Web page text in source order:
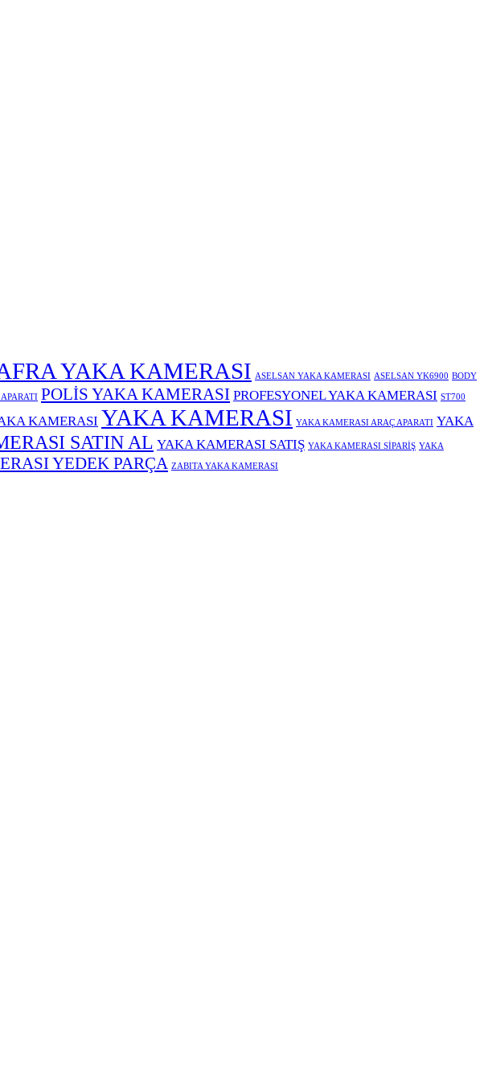
YAKA KAMERASI ASELSAN YAKA KAMERASI ASELSAN YK6900 BODY
POLİS YAKA KAMERASI PROFESYONEL YAKA KAMERASI ST700
KAMERASI YAKA KAMERASI YAKA KAMERASI ARAÇ APARATI YAKA
SATIN AL YAKA KAMERASI SATIŞ YAKA KAMERASI SİPARİŞ YAKA
YEDEK PARÇA ZABITA YAKA KAMERASI